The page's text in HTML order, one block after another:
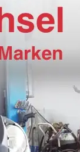
unverbindliche
Fahrzeugnr. 19364